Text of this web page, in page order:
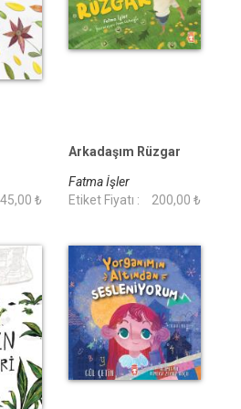
45,00 ₺
Arkadaşım Rüzgar
Fatma İşler
Etiket Fiyatı :
200,00 ₺